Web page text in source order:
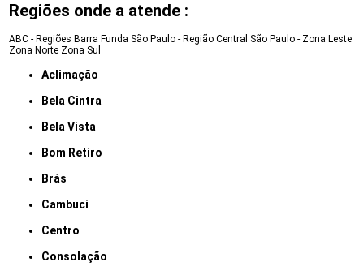
Regiões onde a atende :
ABC - Regiões Barra Funda São Paulo - Região Central São Paulo - Zona Leste
Zona Norte Zona Sul
Aclimação
Bela Cintra
Bela Vista
Bom Retiro
Brás
Cambuci
Centro
Consolação